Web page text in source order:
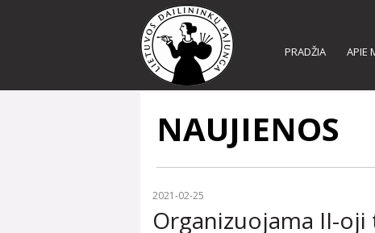
PRADŽIA APIE
NAUJIENOS
2021-02-25
Organizuojama II-